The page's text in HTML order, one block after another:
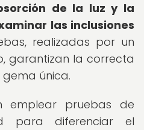
de la luz y la
las inclusiones
realizadas por un
garantizan la correcta
única.
emplear pruebas de
para diferenciar el